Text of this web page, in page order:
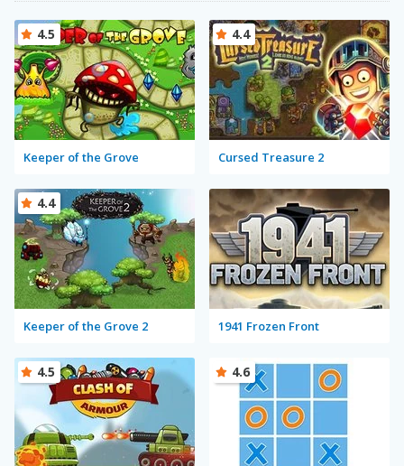
Keeper of the Grove
4.5
Cursed Treasure 2
4.4
Keeper of the Grove 2
4.4
1941 Frozen Front
4.5 4.6